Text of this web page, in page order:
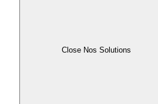
Close Nos Solutions